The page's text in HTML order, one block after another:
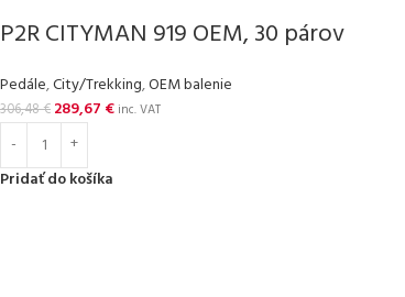
P2R CITYMAN 919 OEM, 30 párov
Pedále,City/Trekking,OEM balenie
306,48€ 289,67 € inc. VAT
Pridať do košíka